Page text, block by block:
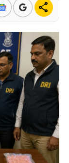
share